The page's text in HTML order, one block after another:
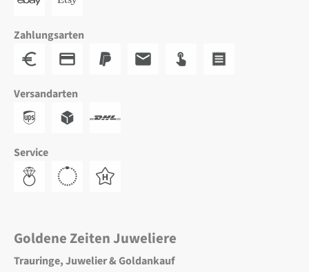
Zahlungsarten
Versandarten
Service
Goldene Zeiten Juweliere
Trauringe, Juwelier & Goldankauf